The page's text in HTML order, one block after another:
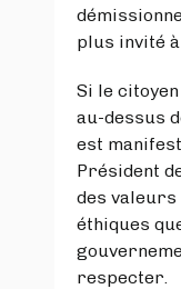
plus invité
Si le
au-dessus
est
Président
des valeurs
éthiques
respecter.